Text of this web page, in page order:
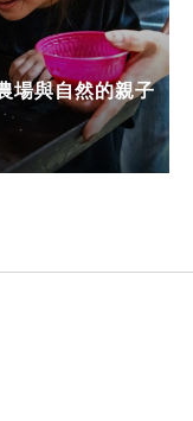
場與自然的親子